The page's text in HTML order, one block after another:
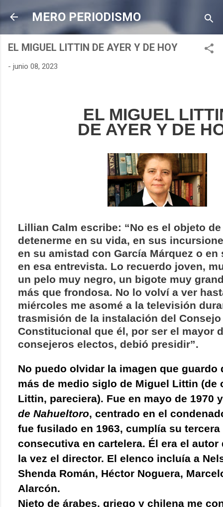
Ir al contenido principal
MERO PERIODISMO
EL MIGUEL LITTIN DE AYER Y DE HOY
- junio 08, 2023
EL MIGUEL
DE AYER Y DE
Lillian Calm escribe: “No es el objeto
detenerme en su vida, en sus
en su amistad con García Márquez o
en esa entrevista. Lo recuerdo joven,
un pelo muy negro, un bigote muy
más que frondosa. No lo volví a ver
miércoles me asomé a la televisión
trasmisión de la instalación del Consejo
Constitucional que él, por ser el mayor
consejeros electos, debió presidir”.
No puedo olvidar la imagen que guardo
más de medio siglo de Miguel Littin (de
Littin, pareciera). Fue en mayo de 1970
de Nahueltoro, centrado en el
fue fusilado en 1963, cumplía su tercera
consecutiva en cartelera. Él era el autor
la vez el director. El elenco incluía a
Shenda Román, Héctor Noguera,
Alarcón.
Nieto de árabes, griego y chilena me